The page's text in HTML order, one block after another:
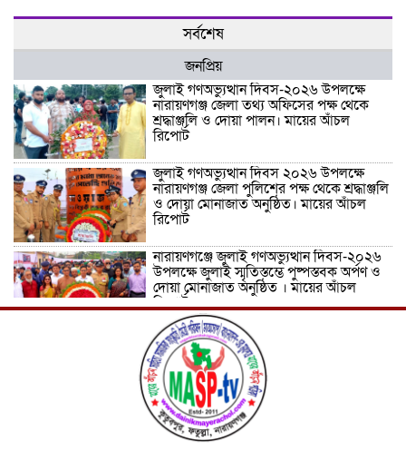
সর্বশেষ
জনপ্রিয়
জুলাই গণঅভ্যুত্থান দিবস-২০২৬ উপলক্ষে
নারায়ণগঞ্জ জেলা তথ্য অফিসের পক্ষ থেকে
শ্রদ্ধাঞ্জলি ও দোয়া পালন। মায়ের আঁচল
রিপোর্ট
জুলাই গণঅভ্যুত্থান দিবস ২০২৬ উপলক্ষে
নারায়ণগঞ্জ জেলা পুলিশের পক্ষ থেকে শ্রদ্ধাঞ্জলি
ও দোয়া মোনাজাত অনুষ্ঠিত। মায়ের আঁচল
রিপোর্ট
নারায়ণগঞ্জে জুলাই গণঅভ্যুত্থান দিবস-২০২৬
উপলক্ষে জুলাই স্মৃতিস্তম্ভে পুষ্পস্তবক অর্পণ ও
দোয়া মোনাজাত অনুষ্ঠিত । মায়ের আঁচল
রিপোর্ট
ICJ Global Media Group LLC and
SAARC Journalist Forum Sign
Strategic MoU to Strengthen Global
Journalism Cooperation/ आईसीजे
ग्लोबल मीडिया ग्रुप एलएलसी और सार्क
पत्रकार फोरम वैश्विक पत्रकारिता सहयोग को मजबूत करने के लिए
रणनीतिक समझौता ज्ञापन पर हस्ताक्षर करते हैं